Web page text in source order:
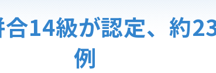
労務専用サイト医療過誤
刑事事件
14級が認定、約
例